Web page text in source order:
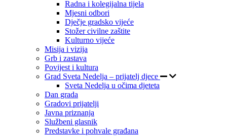
Radna i kolegijalna tijela
Mjesni odbori
Dječje gradsko vijeće
Stožer civilne zaštite
Kulturno vijeće
Misija i vizija
Grb i zastava
Povijest i kultura
Grad Sveta Nedelja – prijatelj djece
Sveta Nedelja u očima djeteta
Dan grada
Gradovi prijatelji
Javna priznanja
Službeni glasnik
Predstavke i pohvale građana